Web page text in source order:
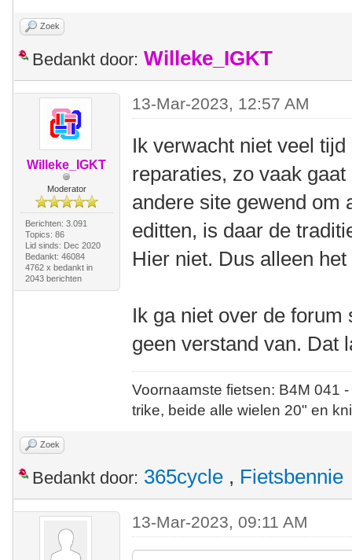
Zoek
Bedankt door: Willeke_IGKT
Willeke_IGKT
Moderator
Berichten: 3.091
Topics: 86
Lid sinds: Dec 2020
Bedankt: 46084
4762 x bedankt in
2043 berichten
13-Mar-2023, 12:57 AM
Ik verwacht niet veel
reparaties, zo vaak
andere site gewend om
editten, is daar de
Hier niet. Dus alleen
Ik ga niet over de
geen verstand van. Dat
Voornaamste fietsen: B4M
trike, beide alle wielen 20" en
Zoek
Bedankt door: 365cycle , Fietsbennie
13-Mar-2023, 09:11 AM